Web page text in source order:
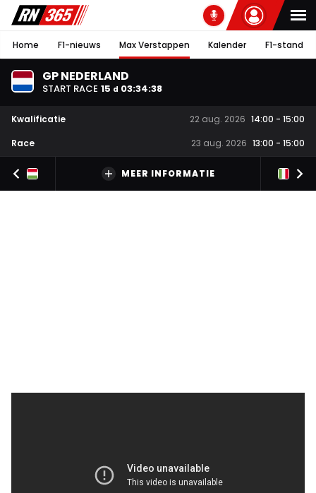
Home F1-nieuws Max Verstappen Kalender F1-stand
GP NEDERLAND
START RACE 15 d 03:34:37
Kwalificatie 22 aug. 2026 14:00 - 15:00
Race
23 aug. 2026 13:00 - 15:00
MEER INFORMATIE